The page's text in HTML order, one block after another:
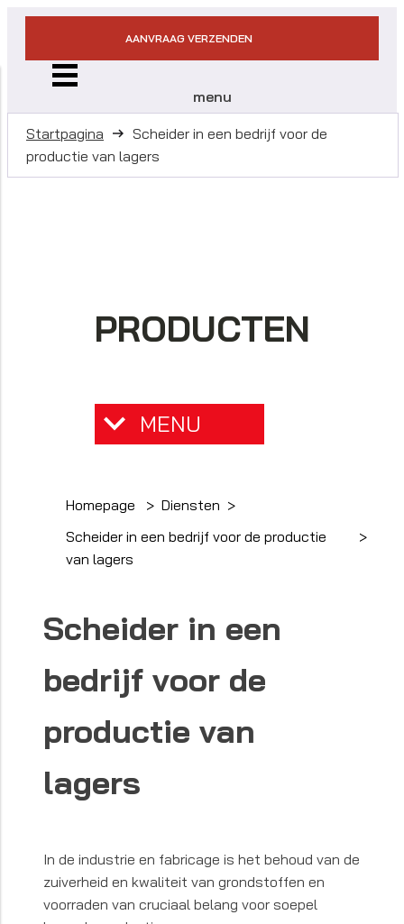
AANVRAAG VERZENDEN
menu
Startpagina
Scheider in een bedrijf voor de
productie van lagers
PRODUCTEN
MENU
Homepage
Diensten
Scheider in een bedrijf voor de productie
van lagers
Scheider in een
bedrijf voor de
productie van
lagers
In de industrie en fabricage is het behoud van de
zuiverheid en kwaliteit van grondstoffen en
voorraden van cruciaal belang voor soepel